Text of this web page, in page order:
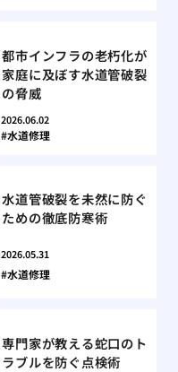
都市インフラの老朽化が
家庭に及ぼす水道管破裂
の脅威
2026.06.02
水道修理
水道管破裂を未然に防ぐ
ための徹底防寒術
2026.05.31
水道修理
専門家が教える蛇口のト
ラブルを防ぐ点検術